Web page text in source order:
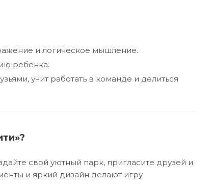
и логическое мышление.
ребёнка.
учит работать в команде и делиться
свой уютный парк, пригласите друзей и
и яркий дизайн делают игру